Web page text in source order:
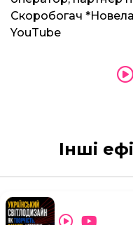
Скоробогач
YouTube
Інші